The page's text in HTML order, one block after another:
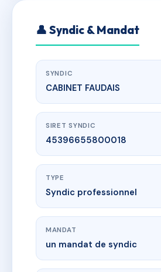
👤 Syndic & Mandat
SYNDIC
CABINET FAUDAIS
SIRET SYNDIC
45396655800018
TYPE
Syndic professionnel
MANDAT
un mandat de syndic